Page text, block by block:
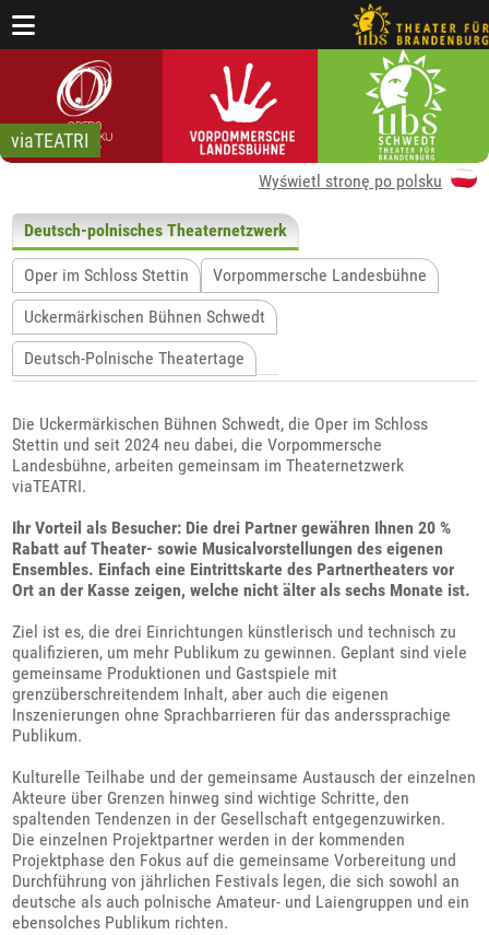
viaTEATRI
Wyświetl stronę po polsku
Deutsch-polnisches Theaternetzwerk
Oper im Schloss Stettin Vorpommersche Landesbühne
Uckermärkischen Bühnen Schwedt
Deutsch-Polnische Theatertage
Die Uckermärkischen Bühnen Schwedt, die Oper im Schloss
Stettin und seit 2024 neu dabei, die Vorpommersche
Landesbühne, arbeiten gemeinsam im Theaternetzwerk
viaTEATRI.
Ihr Vorteil als Besucher: Die drei Partner gewähren Ihnen 20 %
Rabatt auf Theater- sowie Musicalvorstellungen des eigenen
Ensembles. Einfach eine Eintrittskarte des Partnertheaters vor
Ort an der Kasse zeigen, welche nicht älter als sechs Monate ist.
Ziel ist es, die drei Einrichtungen künstlerisch und technisch zu
qualifizieren, um mehr Publikum zu gewinnen. Geplant sind viele
gemeinsame Produktionen und Gastspiele mit
grenzüberschreitendem Inhalt, aber auch die eigenen
Inszenierungen ohne Sprachbarrieren für das anderssprachige
Publikum.
Kulturelle Teilhabe und der gemeinsame Austausch der einzelnen
Akteure über Grenzen hinweg sind wichtige Schritte, den
spaltenden Tendenzen in der Gesellschaft entgegenzuwirken.
Die einzelnen Projektpartner werden in der kommenden
Projektphase den Fokus auf die gemeinsame Vorbereitung und
Durchführung von jährlichen Festivals legen, die sich sowohl an
deutsche als auch polnische Amateur- und Laiengruppen und ein
ebensolches Publikum richten.